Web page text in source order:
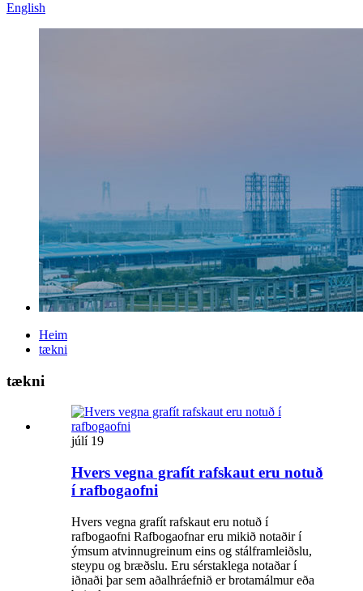
English
Heim
tækni
tækni
júlí 19
Hvers vegna grafít rafskaut eru notuð
í rafbogaofni
Hvers vegna grafít rafskaut eru notuð í
rafbogaofni Rafbogaofnar eru mikið notaðir í
ýmsum atvinnugreinum eins og stálframleiðslu,
steypu og bræðslu. Eru sérstaklega notaðar í
iðnaði þar sem aðalhráefnið er brotamálmur eða